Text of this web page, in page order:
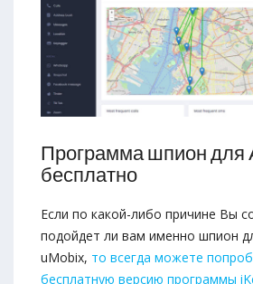
Программа шпион для
бесплатно
Если по какой-либо причине Вы
подойдет ли вам именно шпион
uMobix, то всегда можете
бесплатную версию программы